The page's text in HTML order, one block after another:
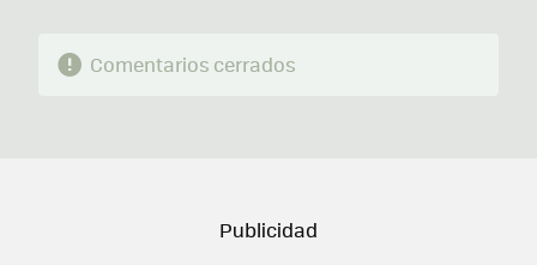
Comentarios cerrados